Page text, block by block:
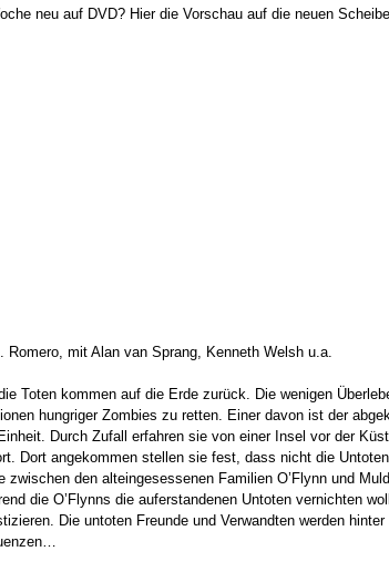
neu auf DVD? Hier die Vorschau auf die neuen
Romero, mit Alan van Sprang, Kenneth Welsh u.a.
Toten kommen auf die Erde zurück. Die wenigen
hungriger Zombies zu retten. Einer davon ist der
Durch Zufall erfahren sie von einer Insel vor der
Dort angekommen stellen sie fest, dass nicht die
zwischen den alteingesessenen Familien O’Flynn und
die O’Flynns die auferstandenen Untoten vernichten
Die untoten Freunde und Verwandten werden